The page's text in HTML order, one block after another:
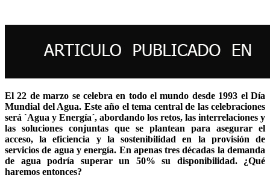
El 22 de marzo se celebra en todo el mundo desde 1993 el Día
Mundial del Agua. Este año el tema central de las celebraciones
será `Agua y Energía´, abordando los retos, las interrelaciones y
las soluciones conjuntas que se plantean para asegurar el
acceso, la eficiencia y la sostenibilidad en la provisión de
servicios de agua y energía. En apenas tres décadas la demanda
de agua podría superar un 50% su disponibilidad. ¿Qué
haremos entonces?